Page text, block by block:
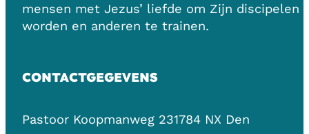
mensen met Jezus’ liefde om Zijn discipelen
worden en anderen te trainen.
CONTACTGEGEVENS
Pastoor Koopmanweg 231784 NX Den